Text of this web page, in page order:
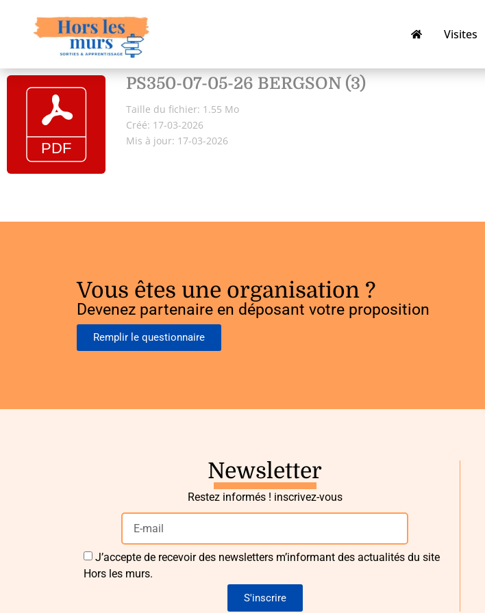
Visites
PS350-07-05-26 BERGSON (3)
Taille du fichier: 1.55 Mo
Créé: 17-03-2026
Mis à jour: 17-03-2026
Vous êtes une organisation ?
Devenez partenaire en déposant votre proposition
Remplir le questionnaire
Newsletter
Restez informés ! inscrivez-vous
J’accepte de recevoir des newsletters m’informant des actualités du site
Hors les murs.
S'inscrire